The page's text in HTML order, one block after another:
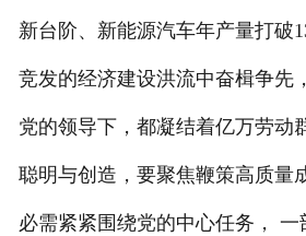
新台阶、新能源汽车年产量打
竞发的经济建设洪流中奋楫争先
党的领导下，都凝结着亿万劳动
聪明与创造，要聚焦鞭策高质量
必需紧紧围绕党的中心任务，